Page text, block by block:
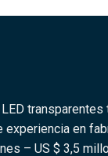
experiencia en
– US $ 3,5